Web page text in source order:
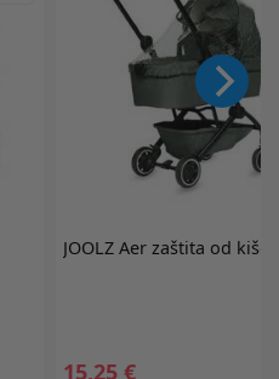
JOOLZAer zaštita od kiše
15,25 €